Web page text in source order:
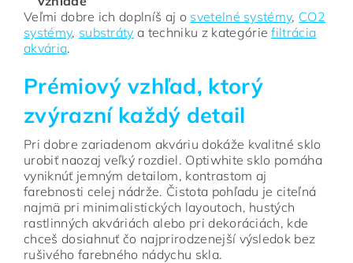
Veľmi dobre ich doplníš aj o svetelné systémy, CO2
systémy, substráty a techniku z kategóriefiltrácia
akvária.
Prémiový vzhľad, ktorý
zvýrazní každý detail
Pri dobre zariadenom akváriu dokáže kvalitné sklo
urobiť naozaj veľký rozdiel. Optiwhite sklo pomáha
vyniknúť jemným detailom, kontrastom aj
farebnosti celej nádrže. Čistota pohľadu je citeľná
najmä pri minimalistických layoutoch, hustých
rastlinných akváriách alebo pri dekoráciách, kde
chceš dosiahnuť čo najprirodzenejší výsledok bez
rušivého farebného nádychu skla.